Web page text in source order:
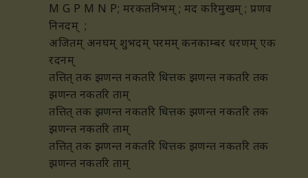
M G P M N P; मरकतनिभम् ; मद करिमुखम् ; प्रणव
निनदम् ;
अजितम् अनघम् शुभदम् परमम् कनकाम्बर धरणम् एक
रदनम्
तत्तित् तक झणन्त नकतरि धित्तक झणन्त नकतरि तक
झणन्त नकतरि ताम्
तत्तित् तक झणन्त नकतरि धित्तक झणन्त नकतरि तक
झणन्त नकतरि ताम्
तत्तित् तक झणन्त नकतरि धित्तक झणन्त नकतरि तक
झणन्त नकतरि ताम्